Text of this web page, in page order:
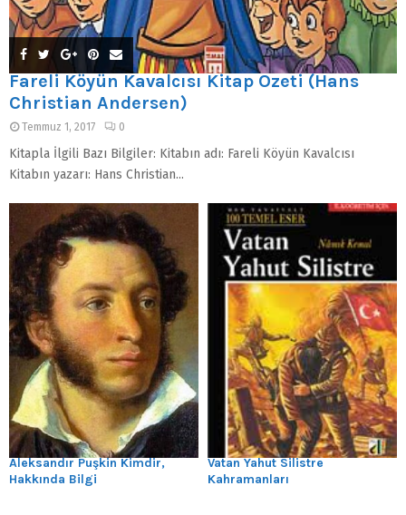
Fareli Köyün Kavalcısı Kitap Özeti (Hans
Christian Andersen)
Temmuz 1, 2017 0
Kitapla İlgili Bazı Bilgiler: Kitabın adı: Fareli Köyün Kavalcısı
Kitabın yazarı: Hans Christian...
Aleksandır Puşkin Kimdir,
Hakkında Bilgi
Vatan Yahut Silistre
Kahramanları